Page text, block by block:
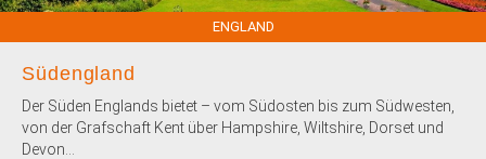
ENGLAND
Südengland
Der Süden Englands bietet – vom Südosten bis zum Südwesten,
von der Grafschaft Kent über Hampshire, Wiltshire, Dorset und
Devon...